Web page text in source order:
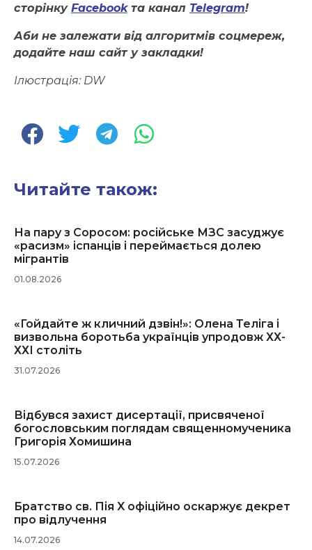
сторінку Facebookта канал Telegram!
Аби не залежати від алгоритмів соцмереж,
додайте наш сайт у закладки!
Ілюстрація: DW
Читайте також:
На пару з Соросом: російське МЗС засуджує
«расизм» іспанців і переймається долею
мігрантів
01.08.2026
«Гойдайте ж кличний дзвін!»: Олена Теліга і
визвольна боротьба українців упродовж ХХ-
ХХІ століть
31.07.2026
Відбувся захист дисертації, присвяченої
богословським поглядам священномученика
Григорія Хомишина
15.07.2026
Братство св. Пія X офіційно оскаржує декрет
про відлучення
14.07.2026